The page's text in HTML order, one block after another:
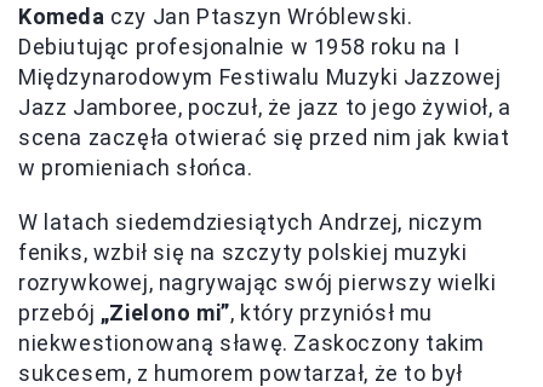
Komeda czy Jan Ptaszyn Wróblewski.
Debiutując profesjonalnie w 1958 roku na I
Międzynarodowym Festiwalu Muzyki Jazzowej
Jazz Jamboree, poczuł, że jazz to jego żywioł, a
scena zaczęła otwierać się przed nim jak kwiat
w promieniach słońca.
W latach siedemdziesiątych Andrzej, niczym
feniks, wzbił się na szczyty polskiej muzyki
rozrywkowej, nagrywając swój pierwszy wielki
przebój „Zielono mi”, który przyniósł mu
niekwestionowaną sławę. Zaskoczony takim
sukcesem, z humorem powtarzał, że to był